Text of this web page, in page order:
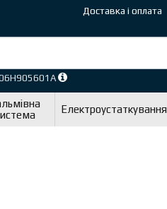
Доставка і оплата
06H905601A
Електроустаткування